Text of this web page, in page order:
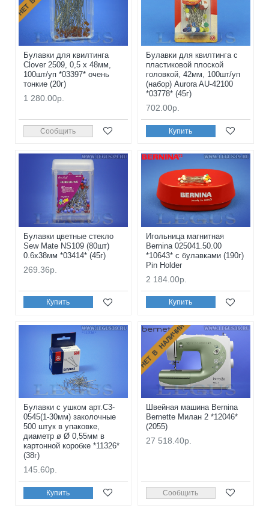
Булавки для квилтинга
Clover 2509, 0,5 х 48мм,
100шт/уп *03397* очень
тонкие (20г)
1 280.00р.
Сообщить
Булавки для квилтинга с
пластиковой плоской
головкой, 42мм, 100шт/уп
(набор) Aurora AU-42100
*03778* (45г)
702.00р.
Купить
Булавки цветные стекло
Sew Mate NS109 (80шт)
0.6x38мм *03414* (45г)
269.36р.
Купить
Игольница магнитная
Bernina 025041.50.00
*10643* с булавками (190г)
Pin Holder
2 184.00р.
Купить
Булавки с ушком арт.С3-
0545(1-30мм) заколочные
500 штук в упаковке,
диаметр ø Ø 0,55мм в
картонной коробке *11326*
(38г)
145.60р.
Купить
НЕТ В НАЛИЧИИ
Швейная машина Bernina
Bernette Милан 2 *12046*
(2055)
27 518.40р.
Сообщить